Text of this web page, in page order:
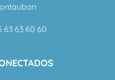
63 63 60 60